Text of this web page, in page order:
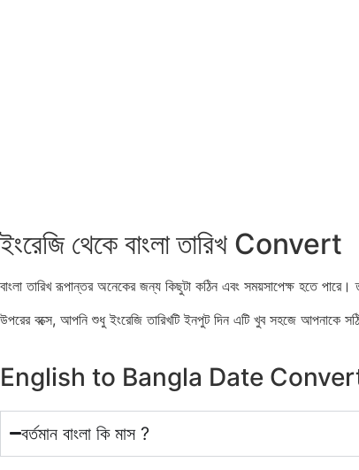
ইংরেজি থেকে বাংলা তারিখ Convert
বাংলা তারিখ রূপান্তর অনেকের জন্য কিছুটা কঠিন এবং সময়সাপেক্ষ হতে
উপরের বক্সে, আপনি শুধু ইংরেজি তারিখটি ইনপুট দিন এটি খুব সহজে আপনাকে
English to Bangla Date
বর্তমান বাংলা কি মাস ?